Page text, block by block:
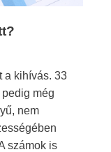
a kihívás. 33
még
nem
számok is